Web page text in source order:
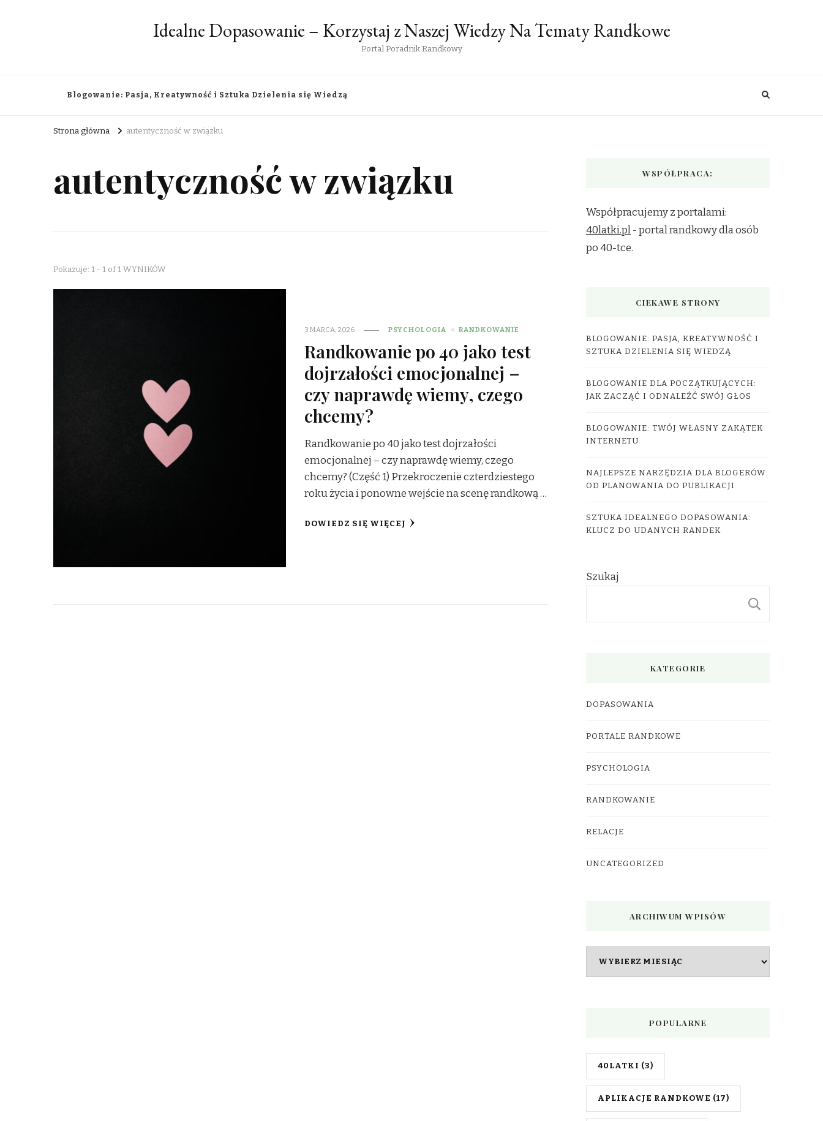
Idealne Dopasowanie – Korzystaj z Naszej Wiedzy Na Tematy Randkowe
Portal Poradnik Randkowy
Blogowanie: Pasja, Kreatywność i Sztuka Dzielenia się Wiedzą
Strona główna autentyczność w związku
autentyczność w związku
Pokazuje: 1 - 1 of 1 WYNIKÓW
3 MARCA, 2026 PSYCHOLOGIA RANDKOWANIE
Randkowanie po 40 jako test
dojrzałości emocjonalnej –
czy naprawdę wiemy, czego
chcemy?
Randkowanie po 40 jako test dojrzałości
emocjonalnej – czy naprawdę wiemy, czego
chcemy? (Część 1) Przekroczenie czterdziestego
roku życia i ponowne wejście na scenę randkową …
DOWIEDZ SIĘ WIĘCEJ
WSPÓŁPRACA:
Współpracujemy z portalami:
40latki.pl- portal randkowy dla osób
po 40-tce.
CIEKAWE STRONY
BLOGOWANIE: PASJA, KREATYWNOŚĆ I
SZTUKA DZIELENIA SIĘ WIEDZĄ
BLOGOWANIE DLA POCZĄTKUJĄCYCH:
JAK ZACZĄĆ I ODNALEŹĆ SWÓJ GŁOS
BLOGOWANIE: TWÓJ WŁASNY ZAKĄTEK
INTERNETU
NAJLEPSZE NARZĘDZIA DLA BLOGERÓW:
OD PLANOWANIA DO PUBLIKACJI
SZTUKA IDEALNEGO DOPASOWANIA:
KLUCZ DO UDANYCH RANDEK
Szukaj
KATEGORIE
DOPASOWANIA
PORTALE RANDKOWE
PSYCHOLOGIA
RANDKOWANIE
RELACJE
UNCATEGORIZED
ARCHIWUM WPISÓW
POPULARNE
40LATKI (3)
APLIKACJE RANDKOWE (17)